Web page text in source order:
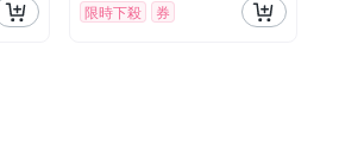
限時下殺 券